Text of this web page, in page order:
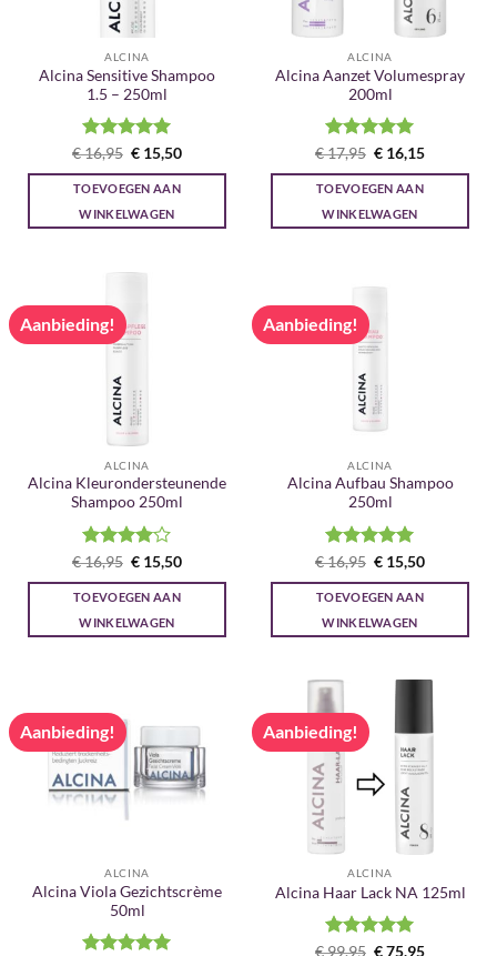
ALCINA
Alcina Sensitive Shampoo
1.5 – 250ml
Gewaardeerd
5uit 5
€16,95 Oorspronkelijke
prijs
was:
€ 16,95.
€ 15,50Huidige
is:
TOEVOEGEN AAN
WINKELWAGEN
ALCINA
Alcina Aanzet Volumespray
200ml
Gewaardeerd
5uit 5
€17,95 Oorspronkelijke
prijs
was:
€ 17,95.
€ 16,15Huidige
is:
TOEVOEGEN AAN
WINKELWAGEN
Aanbieding!
ALCINA
Alcina Kleurondersteunende
Shampoo 250ml
Gewaardeerd
4uit 5
€16,95 Oorspronkelijke
prijs
was:
€ 16,95.
€ 15,50Huidige
is:
TOEVOEGEN AAN
WINKELWAGEN
Aanbieding!
ALCINA
Alcina Aufbau Shampoo
250ml
Gewaardeerd
5uit 5
€16,95 Oorspronkelijke
prijs
was:
€ 16,95.
€ 15,50Huidige
is:
TOEVOEGEN AAN
WINKELWAGEN
Aanbieding!
ALCINA
Alcina Viola Gezichtscrème
50ml
Aanbieding!
ALCINA
Alcina Haar Lack NA 125ml
Gewaardeerd
€99,95 Oorspronkelijke
€75,95Huidige